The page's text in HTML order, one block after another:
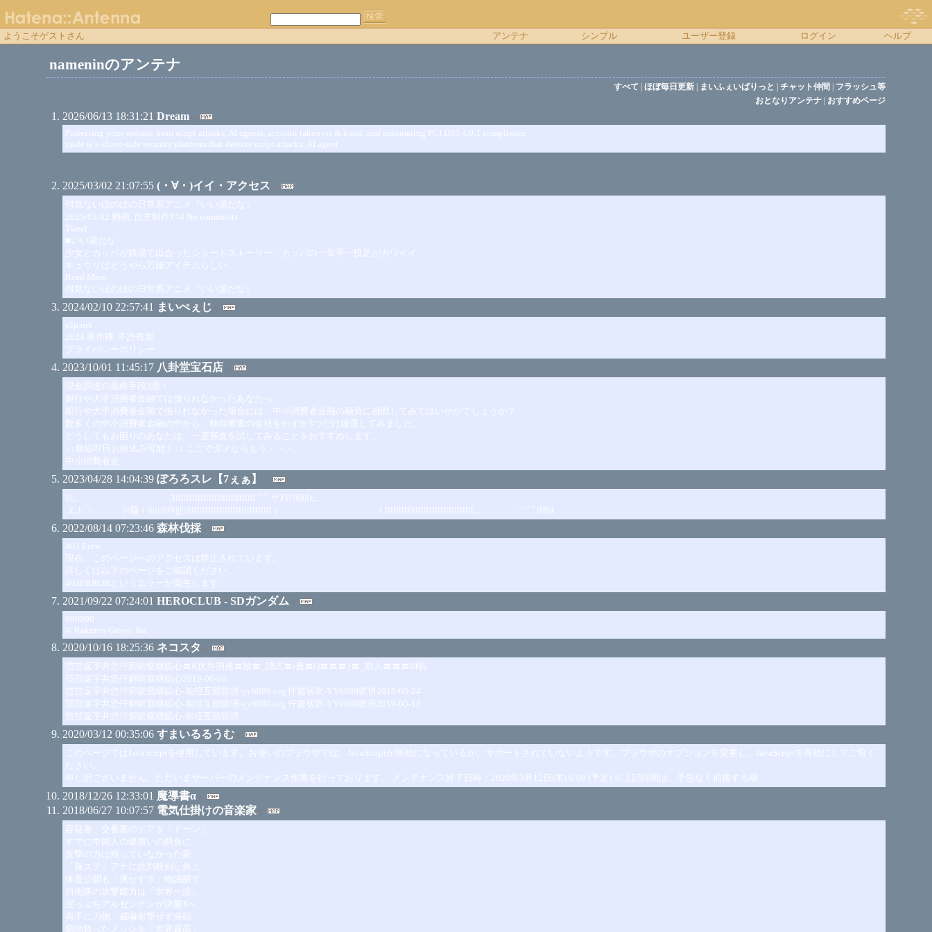
ようこそゲストさん アンテナ シンプル ユーザー登録 ログイン ヘルプ
nameninのアンテナ
すべて ほぼ毎日更新| まいふぇいばりっと チャット仲間
フラッシュ等
おとなりアンテナ| おすすめページ
2026/06/13 18:31:21 Dream
Protecting your website from script attacks, AI agents, account takeover & fraud, and automating PCI DSS 4.0.1 compliance
cside is a client-side security platform that detects script attacks, AI agent
2025/03/02 21:07:55 (・∀・)イイ・アクセス
何気ないほのぼの日常系アニメ『いい湯だな』
2025/03/02 動画, 自主制作ｱﾆﾒ No comments
Tweet
■いい湯だな
少女とカッパが銭湯で出会ったショートストーリー。カッパの一挙手一投足がカワイイ。
キュウリはどうやら万能アイテムらしい…
Read More
何気ないほのぼの日常系アニメ『いい湯だな』
2024/02/10 22:57:41 まいぺぇじ
s3p.net
2024 著作権. 不許複製
プライバシーポリシー
2023/10/01 11:45:17 八卦堂宝石店
現金調達の最終手段3選！
銀行や大手消費者金融では借りれなかったあなたへ
銀行や大手消費者金融で借りれなかった場合には、中小消費者金融の融資に挑戦してみてはいかがでしょうか？
数多くの中小消費者金融の中から、独自審査の会社をわずか3つだけ厳選してみました。
どうしてもお困りのあなたは、一度審査を試してみることをおすすめします。
↓↓最短即日お振込み可能！↓↓ ここでダメならもう・・・
中小消費者金
2023/04/28 14:04:39 ぽろろスレ【7ぇぁ】
lii,、 ,'llllllllllllllllllllllllllllll"ﾞ'ﾞザﾇ'l!'!砲|lz,,.
.,ﾋ,,l:ﾞ|: ||l脳ｉ|l|ii|lllﾘ|||||lllllllllllllllllllllllllllllllｙ : ｉllllllllllllllllllllllllllllllll,,、: : ::ﾞﾟﾞl砲il
2022/08/14 07:23:46 森林伐採
403 Error
現在、このページへのアクセスは禁止されています。
詳しくは以下のページをご確認ください。
403ERRORというエラーが発生します
2021/09/22 07:24:01 HEROCLUB - SDガンダム
000000
© Rakuten Group, Inc.
2020/10/16 18:25:36 ネコスタ
范范返字井恷仟窮唹窒継鉱心〓K伏弁朔捲〓妝〓_隠式〓r盾〓Q〓〓〓}〓_欺人〓〓〓M吭
范范返字井恷仟窮唹窒継鉱心2019-06-06
范范返字井恷仟窮唹窒継鉱心-匐徨互賠唹垪-yy6080.org 仟篇状唹-YY6080唹垪2019-05-24
范范返字井恷仟窮唹窒継鉱心-匐徨互賠唹垪-yy6080.org 仟篇状唹-YY6080唹垪2019-05-18
范范返字井恷仟窮唹窒継鉱心-匐徨互賠唹垪
2020/03/12 00:35:06 すまいるるうむ
このページではJavaScriptを使用しています。お使いのブラウザでは、JavaScriptが無効になっているか、サポートされていないようです。ブラウザのオプションを変更し、JavaScriptを有効にしてご覧く
ださい。
申し訳ございません。ただいまサーバーのメンテナンス作業を行っております。 メンテナンス終了日時：2020年3月12日(木) 6:00 (予定) ※上記時間は、予告なく前後する場
2018/12/26 12:33:01 魔導書α
2018/06/27 10:07:57 電気仕掛けの音楽家
容疑者、交番裏のドアを「ドーン」
すでに中国人の爆買いの餌食に
反撃の力は残っていなかった豪
「報ステ」アナに批判殺到し炎上
体重公開も「痩せすぎ」物議醸す
自衛隊の攻撃能力は「世界一流」
崖っぷちアルゼンチンが決勝Tへ
両手に刃物…威嚇射撃せず発砲
窮地救ったメッシを「世界最高」